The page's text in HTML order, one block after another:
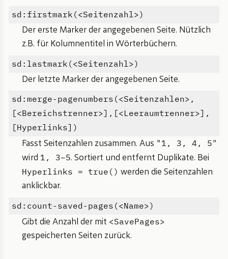
sd:firstmark(<Seitenzahl>)
Der erste Marker der angegebenen Seite. Nützlich
z.B. für Kolumnentitel in Wörterbüchern.
sd:lastmark(<Seitenzahl>)
Der letzte Marker der angegebenen Seite.
sd:merge-pagenumbers(<Seitenzahlen>,
[<Bereichstrenner>],[<Leeraumtrenner>],
[Hyperlinks])
Fasst Seitenzahlen zusammen. Aus "1, 3, 4, 5"
wird 1, 3–5. Sortiert und entfernt Duplikate. Bei
Hyperlinks = true() werden die Seitenzahlen
anklickbar.
sd:count-saved-pages(<Name>)
Gibt die Anzahl der mit <SavePages>
gespeicherten Seiten zurück.